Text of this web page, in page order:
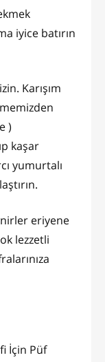
iyice batırın
Karışım
)
kaşar
yumurtalı
eriyene
lezzetli
İçin Püf